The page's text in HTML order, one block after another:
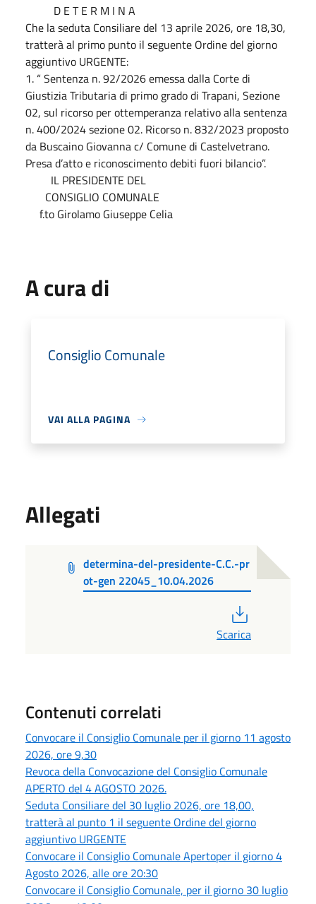
D E T E R M I N A
Che la seduta Consiliare del 13 aprile 2026, ore 18,30,
tratterà al primo punto il seguente Ordine del giorno
aggiuntivo URGENTE:
1. “ Sentenza n. 92/2026 emessa dalla Corte di
Giustizia Tributaria di primo grado di Trapani, Sezione
02, sul ricorso per ottemperanza relativo alla sentenza
n. 400/2024 sezione 02. Ricorso n. 832/2023 proposto
da Buscaino Giovanna c/ Comune di Castelvetrano.
Presa d’atto e riconoscimento debiti fuori bilancio”.
IL PRESIDENTE DEL
CONSIGLIO COMUNALE
f.to Girolamo Giuseppe Celia
A cura di
Consiglio Comunale
VAI ALLA PAGINA
Allegati
determina-del-presidente-C.C.-pr
ot-gen 22045_10.04.2026
Scarica
Contenuti correlati
Convocare il Consiglio Comunale per il giorno 11 agosto
2026, ore 9,30
Revoca della Convocazione del Consiglio Comunale
APERTO del 4 AGOSTO 2026.
Seduta Consiliare del 30 luglio 2026, ore 18,00,
tratterà al punto 1 il seguente Ordine del giorno
aggiuntivo URGENTE
Convocare il Consiglio Comunale Apertoper il giorno 4
Agosto 2026, alle ore 20:30
Convocare il Consiglio Comunale, per il giorno 30 luglio